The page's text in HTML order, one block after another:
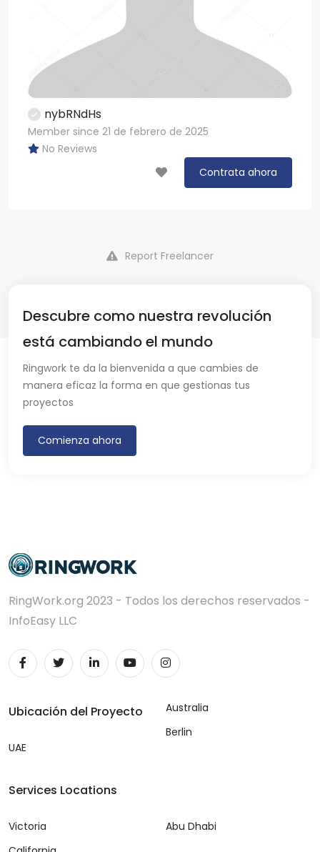
nybRNdHs
Member since 21 de febrero de 2025
No Reviews
Contrata ahora
Report Freelancer
Descubre como nuestra revolución
está cambiando el mundo
Ringwork te da la bienvenida a que cambies de
manera eficaz la forma en que gestionas tus
proyectos
Comienza ahora
RingWork.org 2023 - Todos los derechos reservados -
InfoEasy LLC
Ubicación del Proyecto
UAE
Australia
Berlin
Services Locations
Victoria
Abu Dhabi